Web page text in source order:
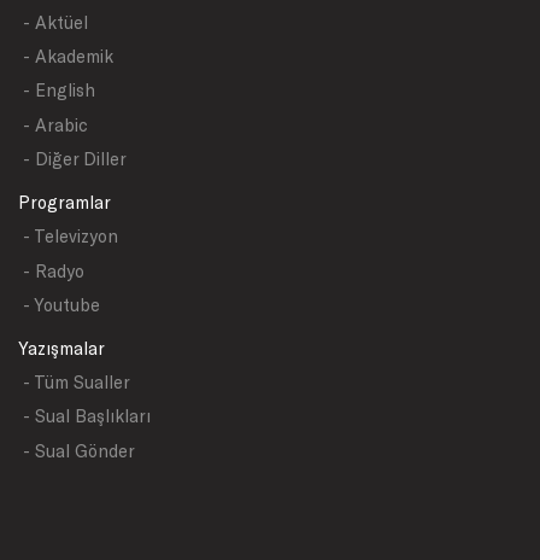
- Aktüel
- Akademik
- English
- Arabic
- Diğer Diller
Programlar
- Televizyon
- Radyo
- Youtube
Yazışmalar
- Tüm Sualler
- Sual Başlıkları
- Sual Gönder